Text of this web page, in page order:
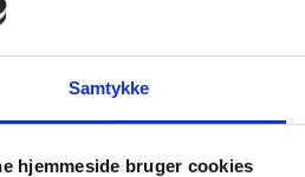
Samtykke
hjemmeside bruger cookies
og find